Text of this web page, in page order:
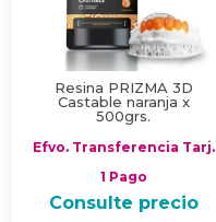
Resina PRIZMA 3D
Castable naranja x
500grs.
Efvo. Transferencia Tarj.
1 Pago
Consulte precio